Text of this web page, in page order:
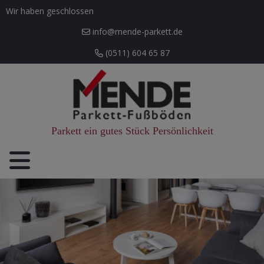
Wir haben geschlossen
info@mende-parkett.de
(0511) 604 65 87
Parkett ein gutes Stück Persönlichkeit